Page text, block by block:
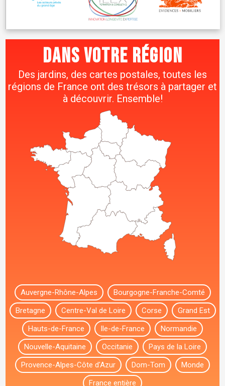
Dans votre région
Des jardins, des cartes postales, toutes les
régions de France ont des trésors à partager et
à découvrir. Ensemble!
Auvergne-Rhône-Alpes
Bourgogne-Franche-Comté
Bretagne
Centre-Val de Loire Corse
Grand Est
Hauts-de-France
Ile-de-France
Normandie
Nouvelle-Aquitaine
Occitanie
Pays de la Loire
Provence-Alpes-Côte d'Azur
Dom-Tom
Monde
France entière